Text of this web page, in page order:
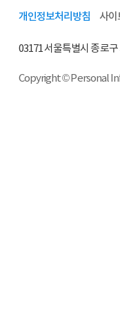
개인정보처리방침 사이
03171 서울특별시 종로
Copyright © Personal